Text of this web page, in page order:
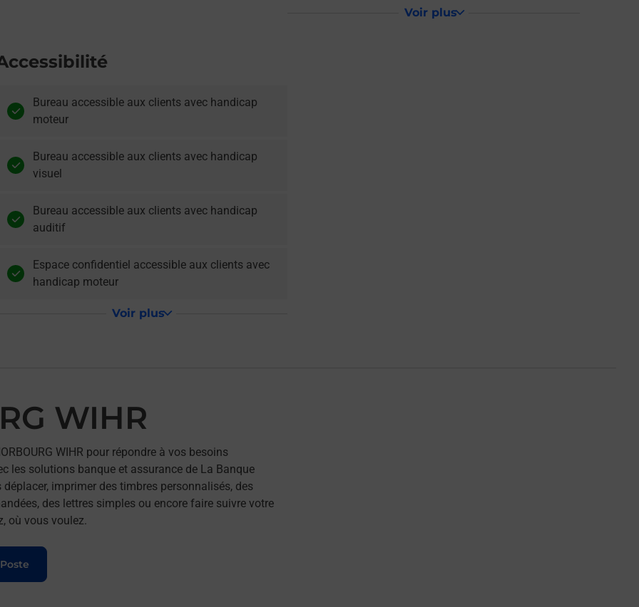
Voir plus
Bureau accessible aux clients avec handicap
moteur
Bureau accessible aux clients avec handicap
visuel
Bureau accessible aux clients avec handicap
auditif
Espace confidentiel accessible aux clients avec
handicap moteur
Voir plus
WIHR
WIHR pour répondre à vos besoins
les solutions banque et assurance de La Banque
imprimer des timbres personnalisés, des
des lettres simples ou encore faire suivre votre
où vous voulez.